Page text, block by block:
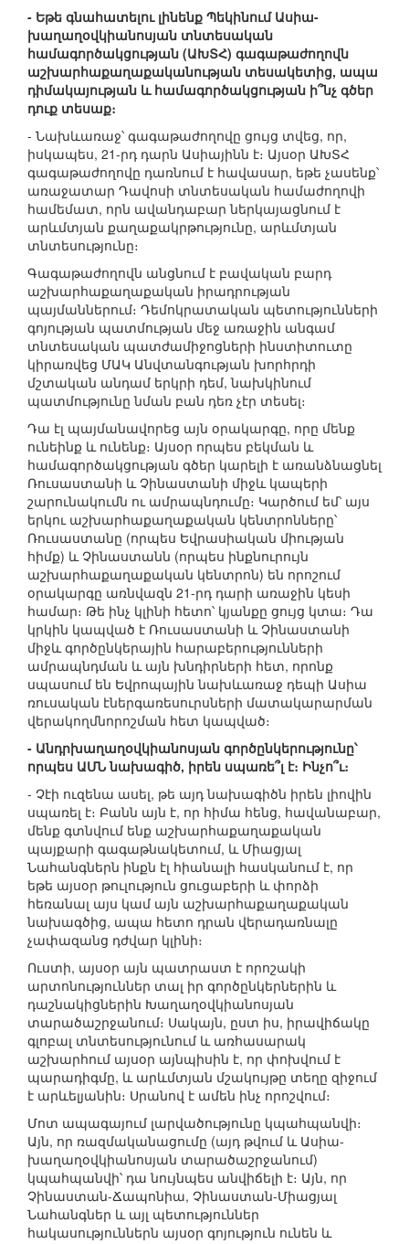
- Եթե գնահատելու լինենք Պեկինում Ասիա-
խաղաղօվկիանոսյան տնտեսական
համագործակցության (ԱԽՏՀ) գագաթաժողովն
աշխարհաքաղաքականության տեսակետից, ապա
դիմակայության և համագործակցության ի՞նչ գծեր
դուք տեսաք։
- Նախևառաջ՝ գագաթաժողովը ցույց տվեց, որ,
իսկապես, 21-րդ դարն Ասիայինն է։ Այսօր ԱԽՏՀ
գագաթաժողովը դառնում է հավասար, եթե չասենք՝
առաջատար Դավոսի տնտեսական համաժողովի
համեմատ, որն ավանդաբար ներկայացնում է
արևմտյան քաղաքակրթությունը, արևմտյան
տնտեսությունը։
Գագաթաժողովն անցնում է բավական բարդ
աշխարհաքաղաքական իրադրության
պայմաններում։ Դեմոկրատական պետությունների
գոյության պատմության մեջ առաջին անգամ
տնտեսական պատժամիջոցների ինստիտուտը
կիրառվեց ՄԱԿ Անվտանգության խորհրդի
մշտական անդամ երկրի դեմ, նախկինում
պատմությունը նման բան դեռ չէր տեսել։
Դա էլ պայմանավորեց այն օրակարգը, որը մենք
ունեինք և ունենք։ Այսօր որպես բեկման և
համագործակցության գծեր կարելի է առանձնացնել
Ռուսաստանի և Չինաստանի միջև կապերի
շարունակումն ու ամրապնդումը։ Կարծում եմ՝ այս
երկու աշխարհաքաղաքական կենտրոնները՝
Ռուսաստանը (որպես Եվրասիական միության
հիմք) և Չինաստանն (որպես ինքնուրույն
աշխարհաքաղաքական կենտրոն) են որոշում
օրակարգը առնվազն 21-րդ դարի առաջին կեսի
համար։ Թե ինչ կլինի հետո՝ կյանքը ցույց կտա։ Դա
կրկին կապված է Ռուսաստանի և Չինաստանի
միջև գործընկերային հարաբերությունների
ամրապնդման և այն խնդիրների հետ, որոնք
սպասում են Եվրոպային նախևառաջ դեպի Ասիա
ռուսական էներգառեսուրսների մատակարարման
վերակողմնորոշման հետ կապված։
- Անդրխաղաղօվկիանոսյան գործընկերությունը՝
որպես ԱՄՆ նախագիծ, իրեն սպառե՞լ է։ Ինչո՞ւ։
- Չէի ուզենա ասել, թե այդ նախագիծն իրեն լիովին
սպառել է։ Բանն այն է, որ հիմա հենց, հավանաբար,
մենք գտնվում ենք աշխարհաքաղաքական
պայքարի գագաթնակետում, և Միացյալ
Նահանգներն ինքն էլ հիանալի հասկանում է, որ
եթե այսօր թուլություն ցուցաբերի և փորձի
հեռանալ այս կամ այն աշխարհաքաղաքական
նախագծից, ապա հետո դրան վերադառնալը
չափազանց դժվար կլինի։
Ուստի, այսօր այն պատրաստ է որոշակի
արտոնություններ տալ իր գործընկերներին և
դաշնակիցներին Խաղաղօվկիանոսյան
տարածաշրջանում։ Սակայն, ըստ իս, իրավիճակը
գլոբալ տնտեսությունում և առհասարակ
աշխարհում այսօր այնպիսին է, որ փոխվում է
պարադիգմը, և արևմտյան մշակույթը տեղը զիջում
է արևելյանին։ Սրանով է ամեն ինչ որոշվում։
Մոտ ապագայում լարվածությունը կպահպանվի։
Այն, որ ռազմականացումը (այդ թվում և Ասիա-
խաղաղօվկիանոսյան տարածաշրջանում)
կպահպանվի՝ դա նույնպես անվիճելի է։ Այն, որ
Չինաստան-Ճապոնիա, Չինաստան-Միացյալ
Նահանգներ և այլ պետություններ
հակասություններն այսօր գոյություն ունեն և